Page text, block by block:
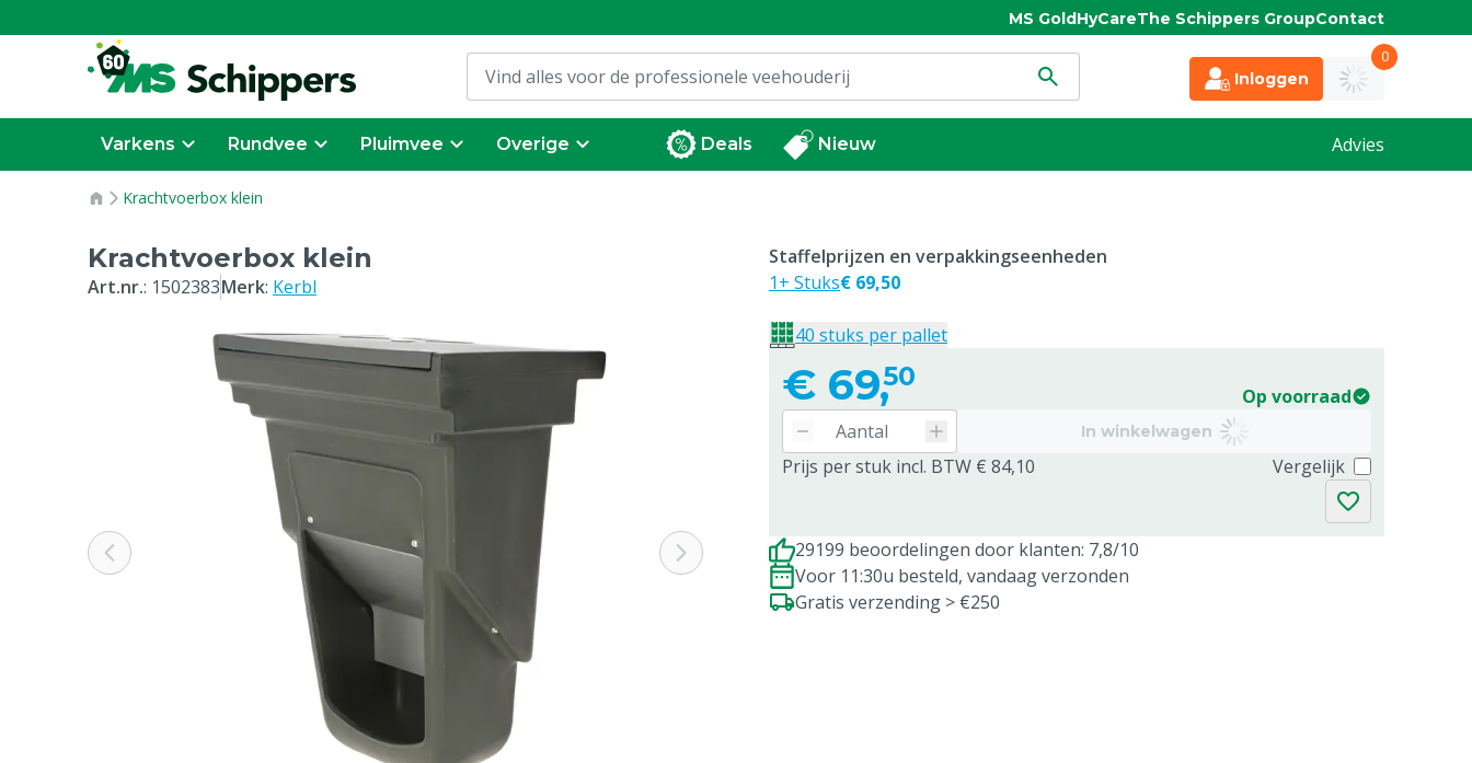
MS GoldHyCareThe Schippers GroupContact
Inloggen
0
Varkens Rundvee Pluimvee Overige Deals Nieuw Advies
Krachtvoerbox klein
Krachtvoerbox klein
Art.nr.: 1502383Merk: Kerbl
€ 69,50
Op voorraad
In winkelwagen
Prijs per stuk incl. BTW € 84,10 Vergelijk
Staffelprijzen en verpakkingseenheden
1+ Stuks€ 69,50
40 stuks per pallet
29199 beoordelingen door klanten: 7,8/10
Voor 11:30u besteld, vandaag verzonden
Gratis verzending > €250